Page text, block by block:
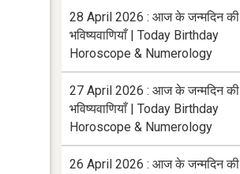
28 April 2026 : आज के जन्मदिन की
भविष्यवाणियाँ | Today Birthday
Horoscope & Numerology
27 April 2026 : आज के जन्मदिन की
भविष्यवाणियाँ | Today Birthday
Horoscope & Numerology
26 April 2026 : आज के जन्मदिन की